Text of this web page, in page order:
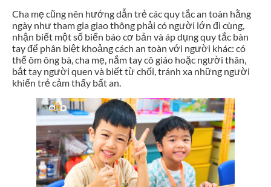
Cha mẹ cũng nên hướng dẫn trẻ các quy tắc an toàn hằng
ngày như tham gia giao thông phải có người lớn đi cùng,
nhận biết một số biển báo cơ bản và áp dụng quy tắc bàn
tay để phân biệt khoảng cách an toàn với người khác: có
thể ôm ông bà, cha mẹ, nắm tay cô giáo hoặc người thân,
bắt tay người quen và biết từ chối, tránh xa những người
khiến trẻ cảm thấy bất an.